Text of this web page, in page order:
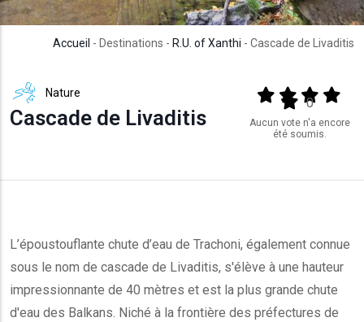
Accueil - Destinations - R.U. of Xanthi - Cascade de Livaditis
Nature
Cascade de Livaditis
Output format
(star)(star)(star)
(star)
0
Aucun vote n'a encore
été soumis.
L’époustouflante chute d’eau de Trachoni, également connue
sous le nom de cascade de Livaditis, s'élève à une hauteur
impressionnante de 40 mètres et est la plus grande chute
d'eau des Balkans. Niché à la frontière des préfectures de